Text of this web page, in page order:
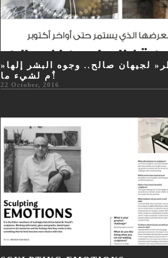
»وجهة نظر« لجيهان صالح.. وجوه البشر إلها
ٌم لشيء ما!
22 October, 2016